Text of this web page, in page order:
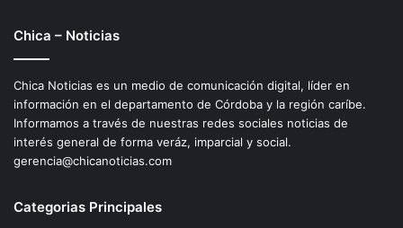
Chica – Noticias
Chica Noticias es un medio de comunicación digital, líder en
información en el departamento de Córdoba y la región caríbe.
Informamos a través de nuestras redes sociales noticias de
interés general de forma veráz, imparcial y social.
gerencia@chicanoticias.com
Categorias Principales